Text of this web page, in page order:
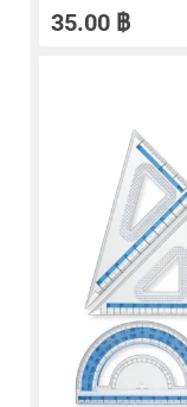
35.00 ฿